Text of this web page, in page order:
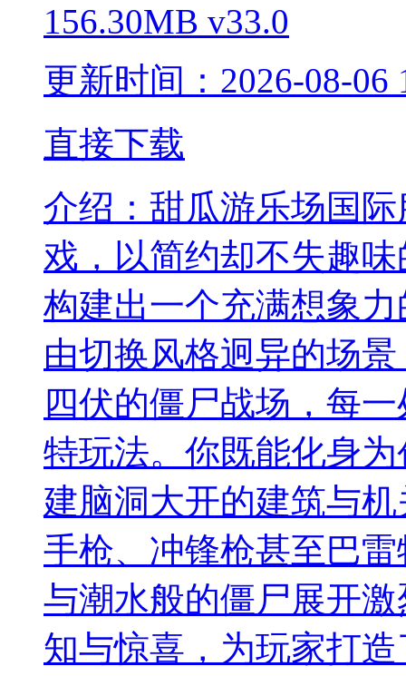
156.30MB v33.0
更新时间：2026-08-06
直接下载
介绍： 甜瓜游乐场国
戏，以简约却不失趣
构建出一个充满想象
由切换风格迥异的场
四伏的僵尸战场，每
特玩法。你既能化身
建脑洞大开的建筑与
手枪、冲锋枪甚至巴
与潮水般的僵尸展开
知与惊喜，为玩家打